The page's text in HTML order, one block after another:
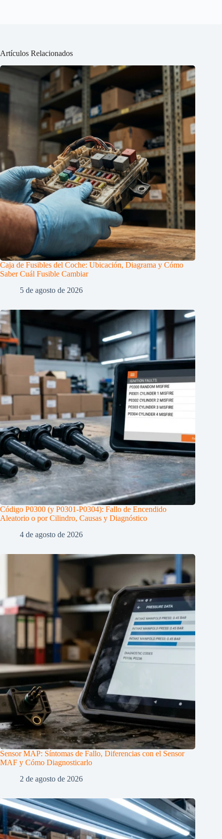
Artículos Relacionados
Caja de Fusibles del Coche: Ubicación, Diagrama y Cómo
Saber Cuál Fusible Cambiar
5 de agosto de 2026
Código P0300 (y P0301-P0304): Fallo de Encendido
Aleatorio o por Cilindro, Causas y Diagnóstico
4 de agosto de 2026
Sensor MAP: Síntomas de Fallo, Diferencias con el Sensor
MAF y Cómo Diagnosticarlo
2 de agosto de 2026